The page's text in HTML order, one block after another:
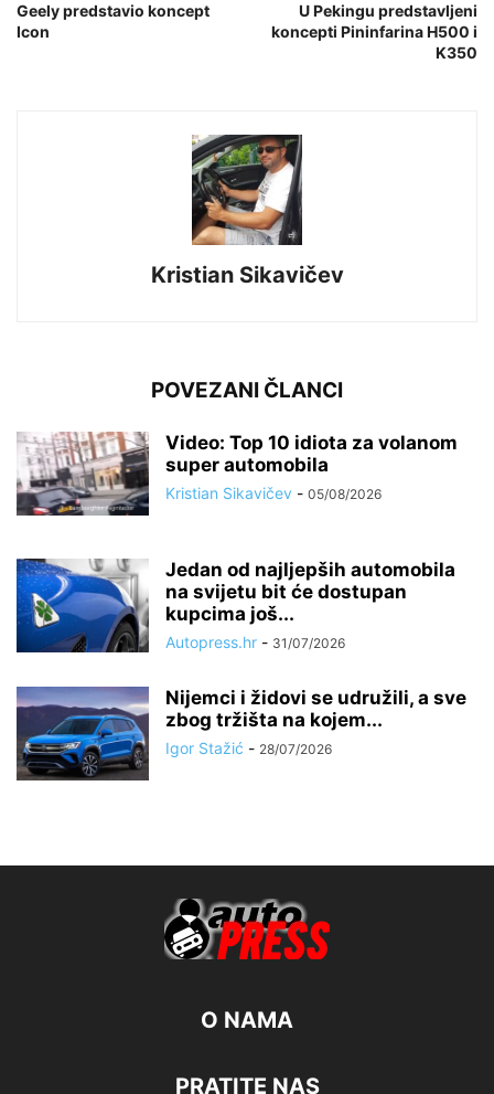
Geely predstavio koncept
Icon
U Pekingu predstavljeni
koncepti Pininfarina H500 i
K350
Kristian Sikavičev
POVEZANI ČLANCI
Video: Top 10 idiota za volanom
super automobila
Kristian Sikavičev - 05/08/2026
Jedan od najljepših automobila
na svijetu bit će dostupan
kupcima još...
Autopress.hr - 31/07/2026
Nijemci i židovi se udružili, a sve
zbog tržišta na kojem...
Igor Stažić - 28/07/2026
O NAMA
PRATITE NAS